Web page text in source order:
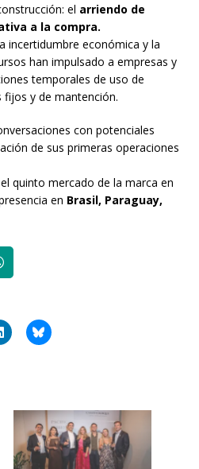
el arriendo de
a la compra.
incertidumbre económica y la
han impulsado a empresas y
temporales de uso de
y de mantención.
con potenciales
de sus primeras operaciones
quinto mercado de la marca en
en Brasil, Paraguay,